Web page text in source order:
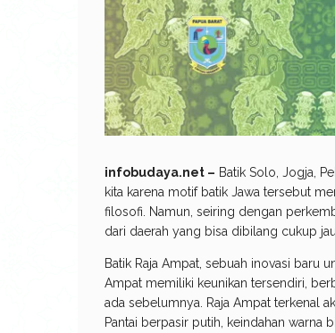
infobudaya.net – Batik Solo, Jogja,
kita karena motif batik Jawa tersebut
filosofi. Namun, seiring dengan
dari daerah yang bisa dibilang cukup
Batik Raja Ampat, sebuah inovasi baru
Ampat memiliki keunikan tersendiri,
ada sebelumnya. Raja Ampat terkenal
Pantai berpasir putih, keindahan warna